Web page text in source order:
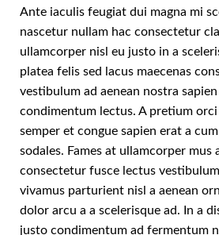
Ante iaculis feugiat dui magna mi
nascetur nullam hac consectetur
ullamcorper nisl eu justo in a
platea felis sed lacus maecenas
vestibulum ad aenean nostra
condimentum lectus. A pretium
semper et congue sapien erat a
sodales. Fames at ullamcorper mus
consectetur fusce lectus
vivamus parturient nisl a aenean
dolor arcu a a scelerisque ad. In a
justo condimentum ad fermentum